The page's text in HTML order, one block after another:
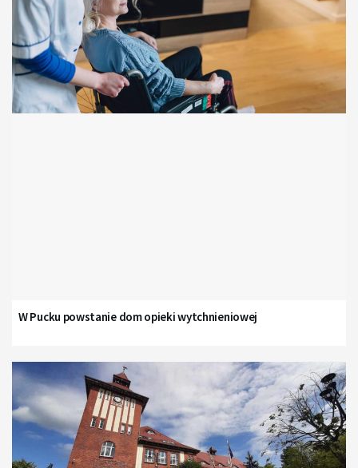
W Pucku powstanie dom opieki wytchnieniowej